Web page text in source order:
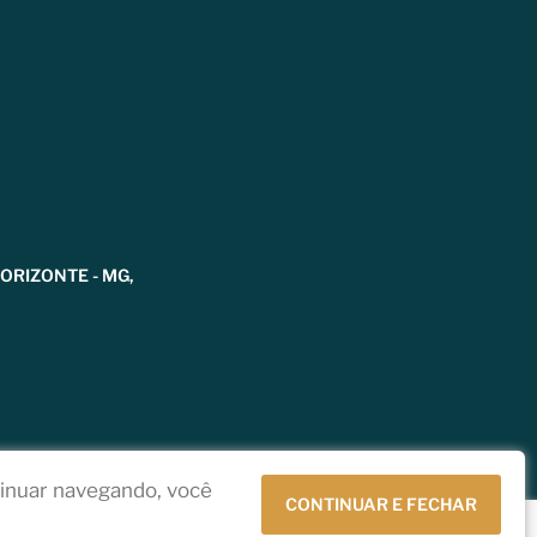
- MG,
navegando, você
CONTINUAR E FECHAR